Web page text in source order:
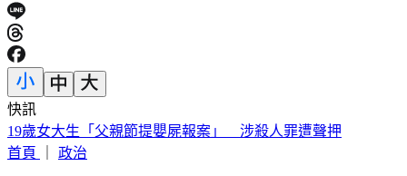
快訊
來辯論啊！鞭刑公投藍白分歧？黃國昌：白委將先4對4辯論
首頁
政治